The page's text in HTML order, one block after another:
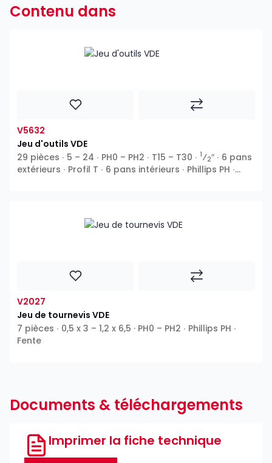
Contenu dans
V5632
Jeu d'outils VDE
29 pièces ∙ 5 – 24 ∙ PH0 – PH2 ∙ T15 – T30 ∙ 1⁄2″ ∙ 6 pans
extérieurs ∙ Profil T ∙ 6 pans intérieurs ∙ Phillips PH ∙
V2027
Jeu de tournevis VDE
7 pièces ∙ 0,5 x 3 – 1,2 x 6,5 · PH0 – PH2 ∙ Phillips PH ∙
Fente
Documents & téléchargements
Imprimer la fiche technique